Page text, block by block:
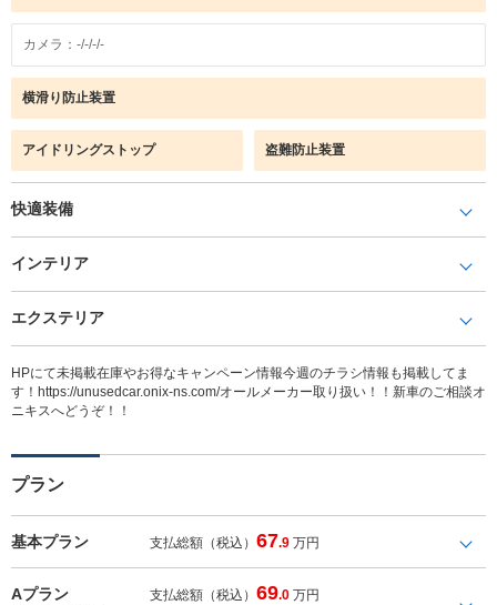
カメラ：-/-/-/-
横滑り防止装置
アイドリングストップ 盗難防止装置
快適装備
インテリア
エクステリア
HPにて未掲載在庫やお得なキャンペーン情報今週のチラシ情報も掲載してま
す！https://unusedcar.onix-ns.com/オールメーカー取り扱い！！新車のご相談オ
ニキスへどうぞ！！
プラン
基本プラン 支払総額（税込）67.9 万円
Aプラン 支払総額（税込）69.0 万円